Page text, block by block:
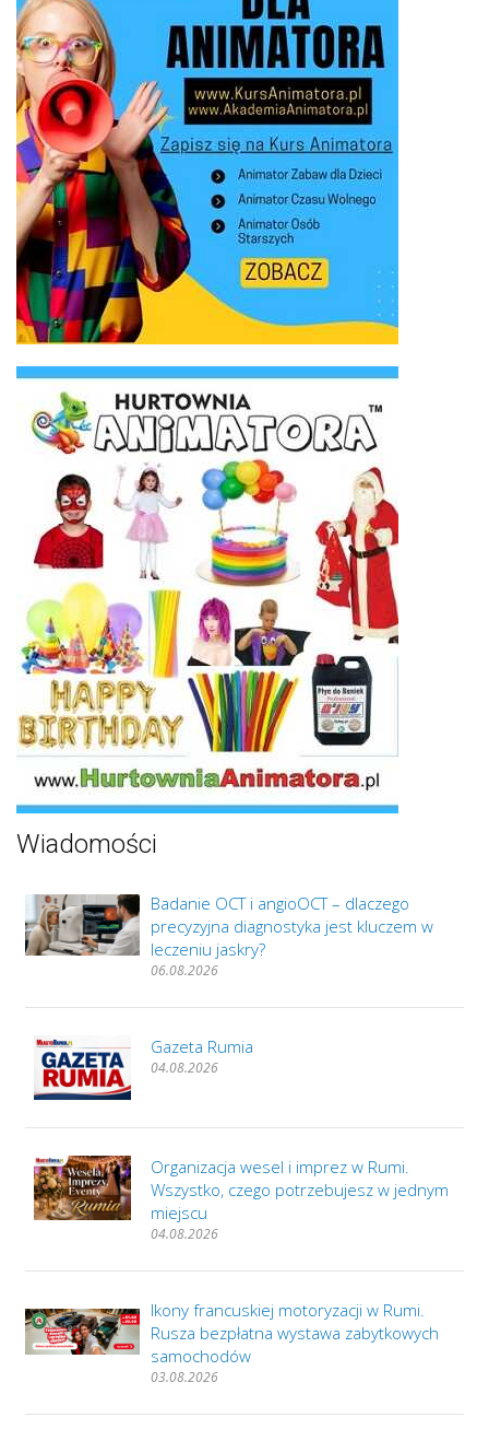
Wiadomości
Badanie OCT i angioOCT – dlaczego
precyzyjna diagnostyka jest kluczem w
leczeniu jaskry?
06.08.2026
Gazeta Rumia
04.08.2026
Organizacja wesel i imprez w Rumi.
Wszystko, czego potrzebujesz w jednym
miejscu
04.08.2026
Ikony francuskiej motoryzacji w Rumi.
Rusza bezpłatna wystawa zabytkowych
samochodów
03.08.2026